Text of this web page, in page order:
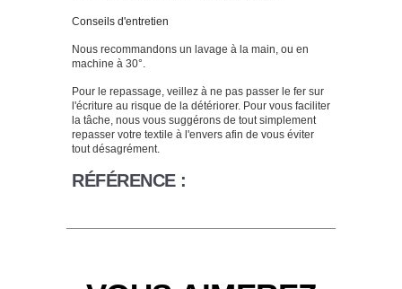
Conseils d'entretien
Nous recommandons un lavage à la main, ou en
machine à 30°.
Pour le repassage, veillez à ne pas passer le fer sur
l'écriture au risque de la détériorer. Pour vous faciliter
la tâche, nous vous suggérons de tout simplement
repasser votre textile à l'envers afin de vous éviter
tout désagrément.
RÉFÉRENCE :